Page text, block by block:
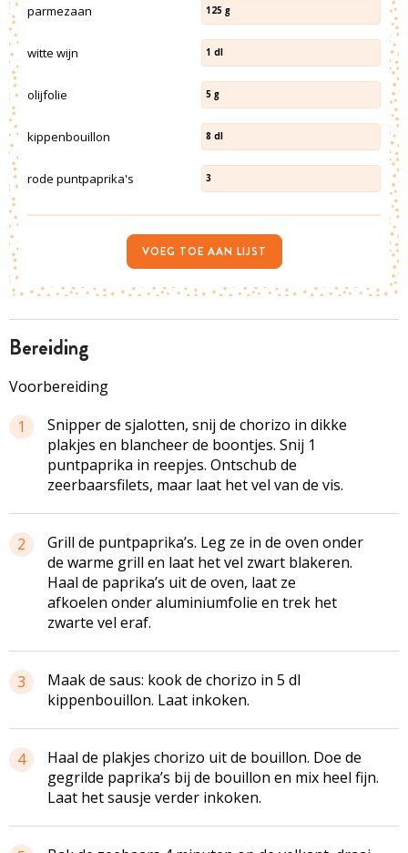
bereiding
Voorbereiding
1
Snipper de sjalotten, snij de chorizo in dikke
plakjes en blancheer de boontjes. Snij 1
puntpaprika in reepjes. Ontschub de
zeerbaarsfilets, maar laat het vel van de vis.
2
Grill de puntpaprika’s. Leg ze in de oven onder
de warme grill en laat het vel zwart blakeren.
Haal de paprika’s uit de oven, laat ze
afkoelen onder aluminiumfolie en trek het
zwarte vel eraf.
3
Maak de saus: kook de chorizo in 5 dl
kippenbouillon. Laat inkoken.
4
Haal de plakjes chorizo uit de bouillon. Doe de
gegrilde paprika’s bij de bouillon en mix heel fijn.
Laat het sausje verder inkoken.
parmezaan 125 g
witte wijn 1 dl
olijfolie 5 g
kippenbouillon 8 dl
rode puntpaprika's 3
VOEG TOE AAN LIJST